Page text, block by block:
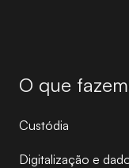
O que
Custódia
Digitalização e